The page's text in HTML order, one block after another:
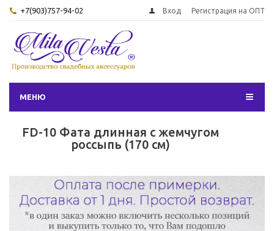
+7(903)757-94-02 Вход Регистрация на ОПТ
МЕНЮ
FD-10 Фата длинная с жемчугом
россыпь (170 см)